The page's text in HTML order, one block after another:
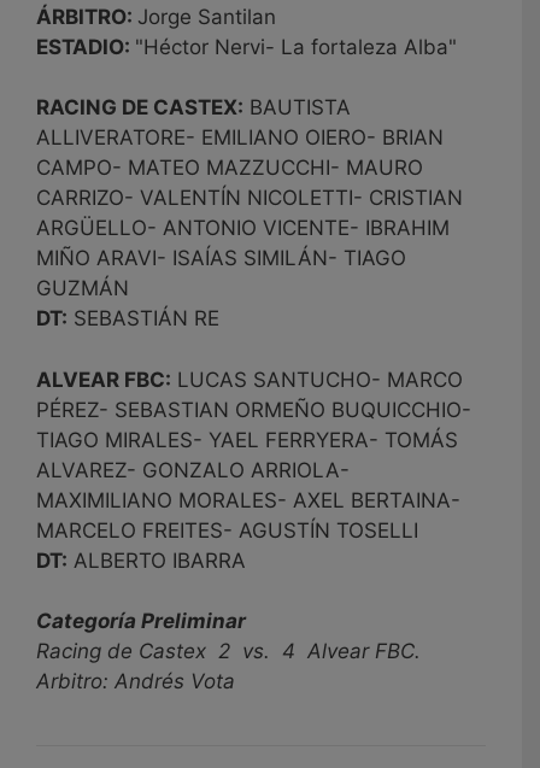
ÁRBITRO: Jorge Santilan
ESTADIO: "Héctor Nervi- La fortaleza Alba"
RACING DE CASTEX: BAUTISTA
ALLIVERATORE- EMILIANO OIERO- BRIAN
CAMPO- MATEO MAZZUCCHI- MAURO
CARRIZO- VALENTÍN NICOLETTI- CRISTIAN
ARGÜELLO- ANTONIO VICENTE- IBRAHIM
MIÑO ARAVI- ISAÍAS SIMILÁN- TIAGO
GUZMÁN
DT: SEBASTIÁN RE
ALVEAR FBC: LUCAS SANTUCHO- MARCO
PÉREZ- SEBASTIAN ORMEÑO BUQUICCHIO-
TIAGO MIRALES- YAEL FERRYERA- TOMÁS
ALVAREZ- GONZALO ARRIOLA-
MAXIMILIANO MORALES- AXEL BERTAINA-
MARCELO FREITES- AGUSTÍN TOSELLI
DT: ALBERTO IBARRA
Categoría Preliminar
Racing de Castex 2 vs. 4 Alvear FBC.
Arbitro: Andrés Vota